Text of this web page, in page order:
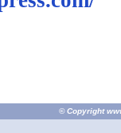
© Copyright